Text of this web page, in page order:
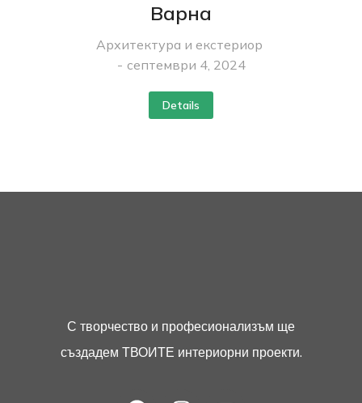
Варна
Архитектура и екстериор
септември 4, 2024
Details
С творчество и професионализъм ще
създадем ТВОИТЕ интериорни проекти.